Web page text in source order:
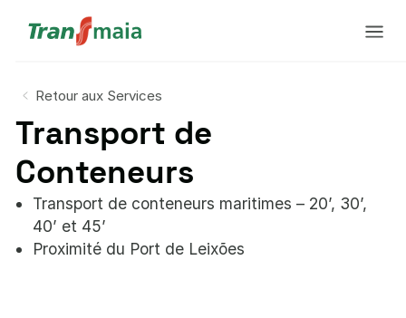
Retour aux Services
Transport de
Conteneurs
Transport de conteneurs maritimes – 20’, 30’,
40’ et 45’
Proximité du Port de Leixões